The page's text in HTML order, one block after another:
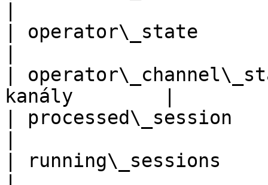
| operator\_state
|
kanály        |
| processed\_session
| running\_sessions